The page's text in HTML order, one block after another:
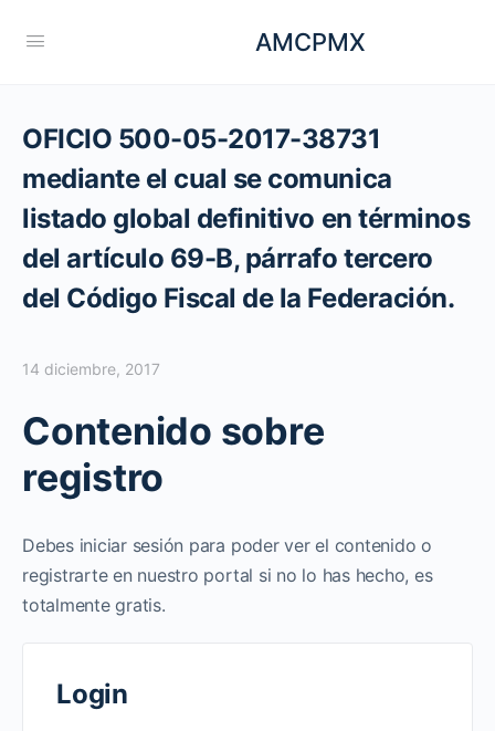
AMCPMX
OFICIO 500-05-2017-38731
mediante el cual se comunica
listado global definitivo en términos
del artículo 69-B, párrafo tercero
del Código Fiscal de la Federación.
14 diciembre, 2017
Contenido sobre
registro
Debes iniciar sesión para poder ver el contenido o
registrarte en nuestro portal si no lo has hecho, es
totalmente gratis.
Login